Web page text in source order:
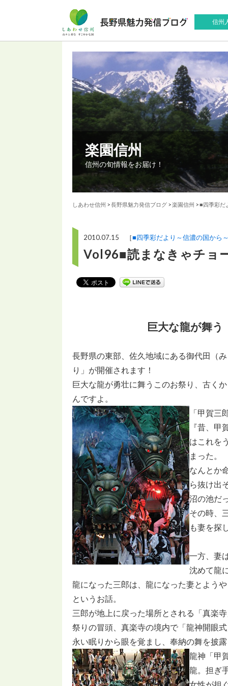
信州
楽園信州
信州の旬情報をお届け！
しあわせ信州 >長野県魅力発信ブログ >楽園信州 >■四季彩だ
2010.07.15 ［■四季彩だより～信濃の国から
Vol96■読まなきゃチョ
巨大な龍が舞う
長野県の東部、佐久地域にある御代田（
り」が開催されます！
巨大な龍が勇壮に舞うこのお祭り、古く
んですよ。
「甲賀三
『昔、
はこれを
まった。
なんとか
ら抜け出
沼の池だ
その時、
も妻を探
一方、妻
沈めて龍
龍になった三郎は、龍になった妻とよう
というお話。
三郎が地上に戻った場所とされる「真楽
祭りの冒頭、真楽寺の境内で「龍神開眼
永い眠りから眼を覚まし、奉納の舞を披
龍神「甲
龍。担ぎ
女性が担